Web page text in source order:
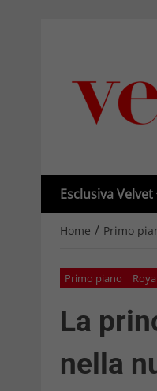
Esclusiva Velvet
Home / Primo
Primo piano
La
nella